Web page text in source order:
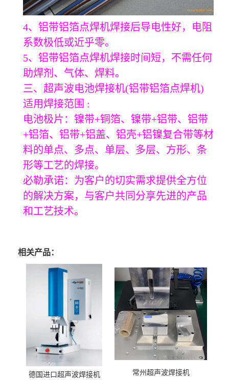
4、铝带铝箔点焊机焊接后导电性好，电阻
系数极低或近乎零。
5、铝带铝箔点焊机焊接时间短，不需任何
助焊剂、气体、焊料。
三、超声波电池焊接机(铝带铝箔点焊机)
适用焊接范围 :
电池极片：镍带+铜箔、镍带+铝带、铝带
+铝箔、铝带+铝盖、铝壳+铝镍复合带等材
料的单点、多点、单层、多层、方形、条
形等工艺的焊接。
必勒承诺：为客户的切实需求提供全方位
的解决方案，与客户共同分享先进的产品
和工艺技术。
相关产品：
德国进口超声波焊接机 常州超声波焊接机